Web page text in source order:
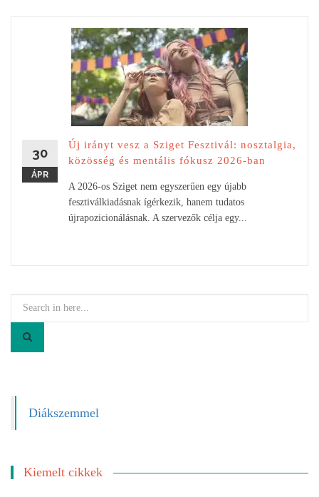
30
ÁPR
Új irányt vesz a Sziget Fesztivál: nosztalgia,
közösség és mentális fókusz 2026-ban
A 2026-os Sziget nem egyszerűen egy újabb
fesztiválkiadásnak ígérkezik, hanem tudatos
újrapozicionálásnak. A szervezők célja egy...
Diákszemmel
Kiemelt cikkek